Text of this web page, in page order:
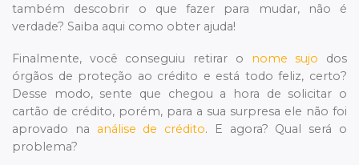
também descobrir o que fazer para mudar, não é
verdade? Saiba aqui como obter ajuda!
Finalmente, você conseguiu retirar o nome sujo dos
órgãos de proteção ao crédito e está todo feliz, certo?
Desse modo, sente que chegou a hora de solicitar o
cartão de crédito, porém, para a sua surpresa ele não foi
aprovado na análise de crédito. E agora? Qual será o
problema?